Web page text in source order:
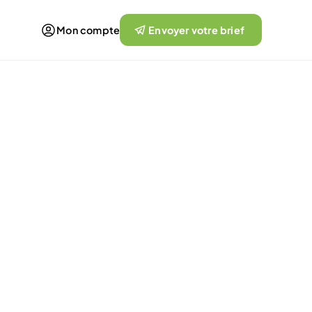
Mon compte Envoyer votre brief